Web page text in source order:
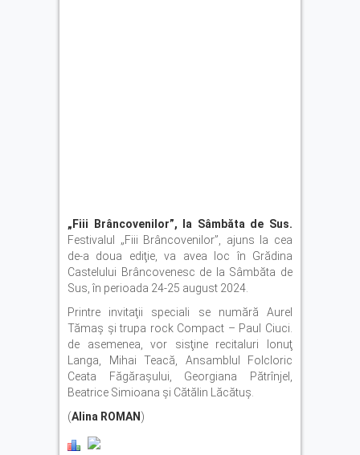
„Fiii Brâncovenilor”, la Sâmbăta de Sus.
Festivalul „Fiii Brâncovenilor”, ajuns la cea
de-a doua ediţie, va avea loc în Grădina
Castelului Brâncovenesc de la Sâmbăta de
Sus, în perioada 24-25 august 2024.
Printre invitaţii speciali se numără Aurel
Tămaş şi trupa rock Compact – Paul Ciuci.
de asemenea, vor sisţine recitaluri Ionuţ
Langa, Mihai Teacă, Ansamblul Folcloric
Ceata Făgăraşului, Georgiana Pătrînjel,
Beatrice Simioana şi Cătălin Lăcătuş.
(Alina ROMAN )